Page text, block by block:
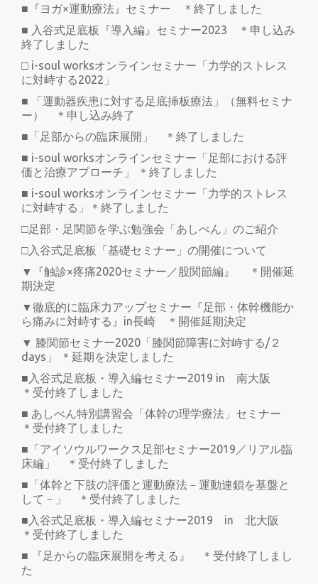
■『ヨガ×運動療法』セミナー ＊終了しました
■ 入谷式足底板『導入編』セミナー2023 ＊申し込み
終了しました
□ i-soul worksオンラインセミナー「力学的ストレス
に対峙する2022」
■ 「運動器疾患に対する足底挿板療法」（無料セミナ
ー） ＊申し込み終了
■「足部からの臨床展開」 ＊終了しました
■ i-soul worksオンラインセミナー「足部における評
価と治療アプローチ」 ＊終了しました
■ i-soul worksオンラインセミナー「力学的ストレス
に対峙する」＊終了しました
□足部・足関節を学ぶ勉強会「あしべん」のご紹介
□入谷式足底板「基礎セミナー」の開催について
▼『触診×疼痛2020セミナー／股関節編』 ＊開催延
期決定
▼徹底的に臨床力アップセミナー『足部・体幹機能か
ら痛みに対峙する』in長崎 ＊開催延期決定
▼ 膝関節セミナー2020「膝関節障害に対峙する/２
days」 ＊延期を決定しました
■入谷式足底板・導入編セミナー2019 in 南大阪
＊受付終了しました
■ あしべん特別講習会「体幹の理学療法」セミナー
＊受付終了しました
■「アイソウルワークス足部セミナー2019／リアル臨
床編」 ＊受付終了しました
■「体幹と下肢の評価と運動療法－運動連鎖を基盤と
して－」 ＊受付終了しました
■入谷式足底板・導入編セミナー2019 in 北大阪
＊受付終了しました
■ 『足からの臨床展開を考える』 ＊受付終了しまし
た